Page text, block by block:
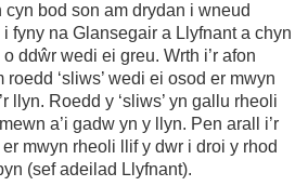
bod son am drydan i wneud
i fyny na Glansegair a Llyfnant a chyn
ddŵr wedi ei greu. Wrth i’r afon
‘sliws’ wedi ei osod er mwyn
llyn. Roedd y ‘sliws’ yn gallu rheoli
a’i gadw yn y llyn. Pen arall i’r
er mwyn rheoli llif y dwr i droi y rhod
(sef adeilad Llyfnant).